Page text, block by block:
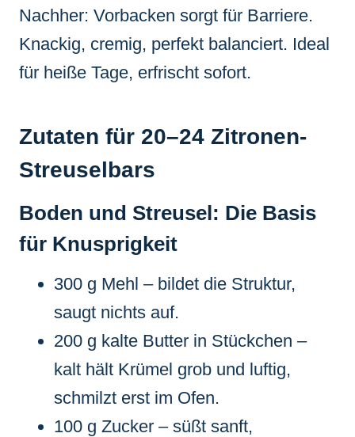
Nachher: Vorbacken sorgt für Barriere.
Knackig, cremig, perfekt balanciert. Ideal
für heiße Tage, erfrischt sofort.
Zutaten für 20–24 Zitronen-
Streuselbars
Boden und Streusel: Die Basis
für Knusprigkeit
300 g Mehl – bildet die Struktur,
saugt nichts auf.
200 g kalte Butter in Stückchen –
kalt hält Krümel grob und luftig,
schmilzt erst im Ofen.
100 g Zucker – süßt sanft,